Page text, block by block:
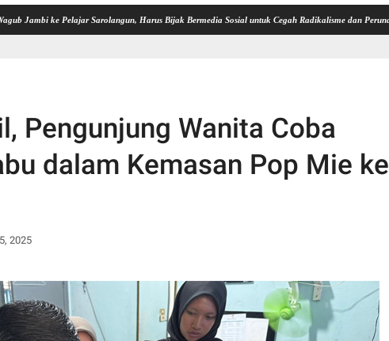
ke Pelajar Sarolangun, Harus Bijak Bermedia Sosial untuk Cegah Radikalisme dan Perundungan
Pengunjung Wanita Coba
dalam Kemasan Pop Mie ke
2025